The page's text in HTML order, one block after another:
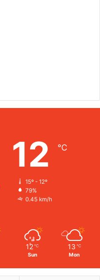
12 ℃
15º - 12º
79%
0.45 km/h
12 ℃
Sun
13 ℃
Mon